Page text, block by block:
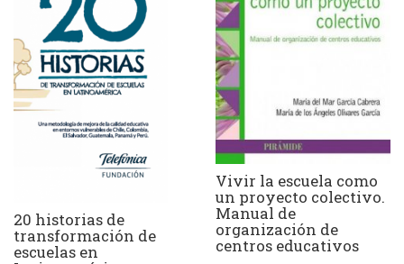
20 historias de
transformación de
escuelas en
Vivir la escuela como
un proyecto colectivo.
Manual de
organización de
centros educativos